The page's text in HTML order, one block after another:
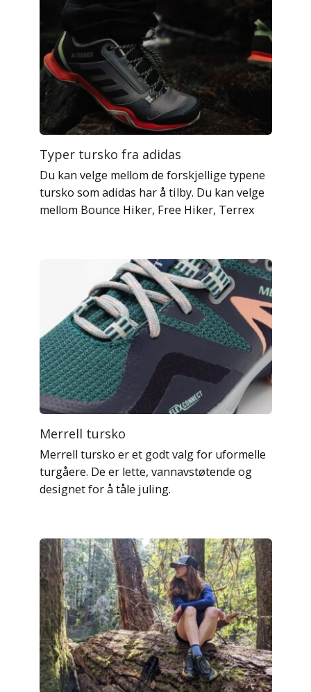
Typer tursko fra adidas
Du kan velge mellom de forskjellige typene
tursko som adidas har å tilby. Du kan velge
mellom Bounce Hiker, Free Hiker, Terrex
Merrell tursko
Merrell tursko er et godt valg for uformelle
turgåere. De er lette, vannavstøtende og
designet for å tåle juling.